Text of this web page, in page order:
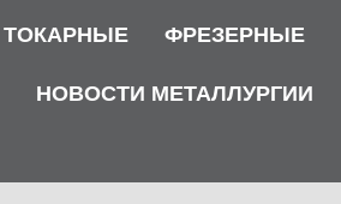
ТОКАРНЫЕ ФРЕЗЕРНЫЕ
НОВОСТИ МЕТАЛЛУРГИИ